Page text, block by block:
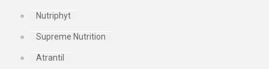
Nutriphyt
Supreme Nutrition
Atrantil